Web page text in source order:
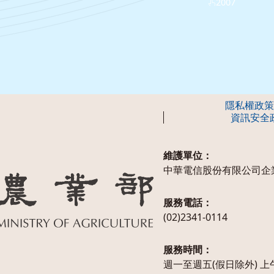
隱私權政
資訊安全
維護單位：
中華電信股份有限公司
服務電話：
(02)2341-0114
服務時間：
週一至週五(假日除外) 上